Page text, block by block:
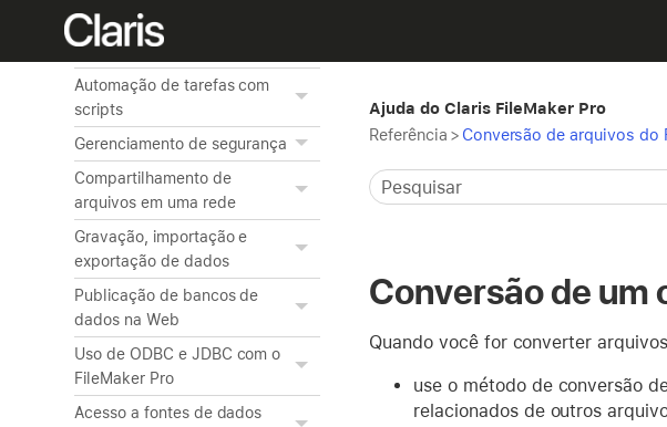
Criação de gráficos a partir
de dados
Automação de tarefas com
scripts
Gerenciamento de segurança
Compartilhamento de
arquivos em uma rede
Gravação, importação e
exportação de dados
Publicação de bancos de
dados na Web
Uso de ODBC e JDBC com o
FileMaker Pro
Acesso a fontes de dados
Ajuda do Claris FileMaker Pro
Referência > Conversão de arquivos do
Conversão de um
Quando você for converter
use o método de conversão
relacionados de outros